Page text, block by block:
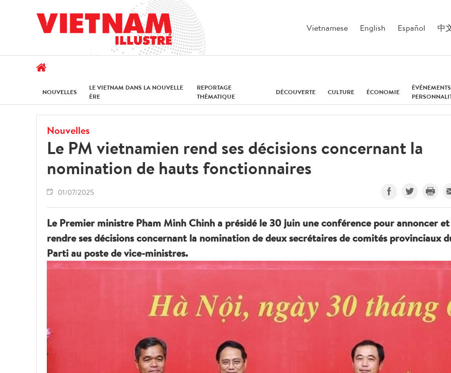
Vietnamese English Español 中
NOUVELLES
LE VIETNAM DANS LA NOUVELLE
ÈRE
REPORTAGE
THÉMATIQUE
DÉCOUVERTE CULTURE ÉCONOMIE
Nouvelles
Le PM vietnamien rend ses décisions concernant la
nomination de hauts fonctionnaires
01/07/2025
Le Premier ministre Pham Minh Chinh a présidé le 30 juin une conférence pour annoncer et
rendre ses décisions concernant la nomination de deux secrétaires de comités provinciaux
Parti au poste de vice-ministres.